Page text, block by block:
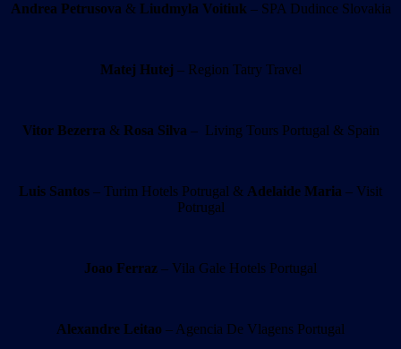
Andrea Petrusova & Liudmyla Voitiuk – SPA Dudince Slovakia
Matej Hutej – Region Tatry Travel
Vitor Bezerra & Rosa Silva – Living Tours Portugal & Spain
Luis Santos – Turim Hotels Potrugal & Adelaide Maria – Visit
Potrugal
Joao Ferraz – Vila Gale Hotels Portugal
Alexandre Leitao – Agencia De Vlagens Portugal